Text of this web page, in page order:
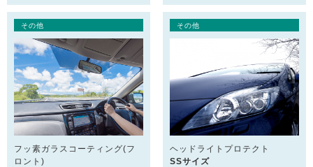
その他
フッ素ガラスコーティング(フ
ロント)
その他
ヘッドライトプロテクト
SSサイズ